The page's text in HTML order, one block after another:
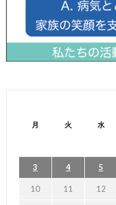
月 火 水
3 4 5
10 11 12